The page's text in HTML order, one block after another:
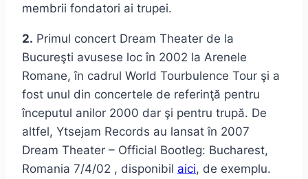
membrii fondatori ai trupei.
2. Primul concert Dream Theater de la
Bucureşti avusese loc în 2002 la Arenele
Romane, în cadrul World Tourbulence Tour şi a
fost unul din concertele de referinţă pentru
începutul anilor 2000 dar şi pentru trupă. De
altfel, Ytsejam Records au lansat în 2007
Dream Theater – Official Bootleg: Bucharest,
Romania 7/4/02 , disponibil aici, de exemplu.